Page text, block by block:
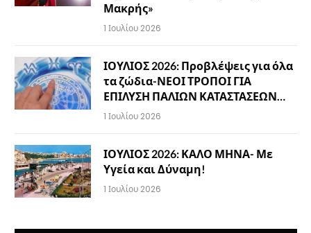
Μακρής»
1 Ιουλίου 2026
ΙΟΥΛΙΟΣ 2026: Προβλέψεις για όλα
τα ζώδια-ΝΕΟΙ ΤΡΟΠΟΙ ΓΙΑ
ΕΠΙΛΥΣΗ ΠΑΛΙΩΝ ΚΑΤΑΣΤΑΣΕΩΝ…
1 Ιουλίου 2026
ΙΟΥΛΙΟΣ 2026: ΚΑΛΟ ΜΗΝΑ- Με
Υγεία και Δύναμη!
1 Ιουλίου 2026